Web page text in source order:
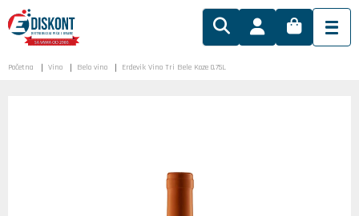
Početna Vino Belo vino Erdevik Vino Tri Bele Koze 0.75L